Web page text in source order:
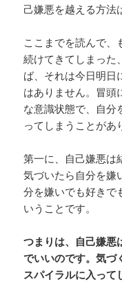
己嫌悪を越える方法
ここまでを読んで、
続けてきてしまった
ば、それは今日明日
はありません。冒頭
な意識状態で、自分
ってしまうことがあ
第一に、自己嫌悪は
気づいたら自分を嫌
分を嫌いでも好きで
いうことです。
つまりは、自己嫌悪
でいいのです。気づ
スパイラルに入って